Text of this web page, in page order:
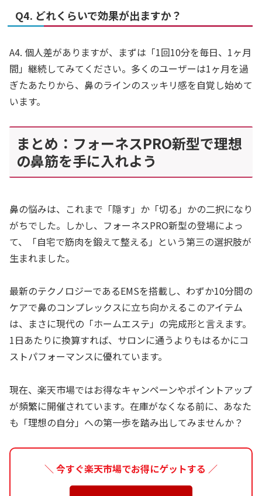
Q4. どれくらいで効果が出ますか？
A4. 個人差がありますが、まずは「1回10分を毎日、1ヶ月
間」継続してみてください。多くのユーザーは1ヶ月を過
ぎたあたりから、鼻のラインのスッキリ感を自覚し始めて
います。
まとめ：フォーネスPRO新型で理想
の鼻筋を手に入れよう
鼻の悩みは、これまで「隠す」か「切る」かの二択になり
がちでした。しかし、フォーネスPRO新型の登場によっ
て、「自宅で筋肉を鍛えて整える」という第三の選択肢が
生まれました。
最新のテクノロジーであるEMSを搭載し、わずか10分間の
ケアで鼻のコンプレックスに立ち向かえるこのアイテム
は、まさに現代の「ホームエステ」の完成形と言えます。
1日あたりに換算すれば、サロンに通うよりもはるかにコ
ストパフォーマンスに優れています。
現在、楽天市場ではお得なキャンペーンやポイントアップ
が頻繁に開催されています。在庫がなくなる前に、あなた
も「理想の自分」への第一歩を踏み出してみませんか？
＼ 今すぐ楽天市場でお得にゲットする ／